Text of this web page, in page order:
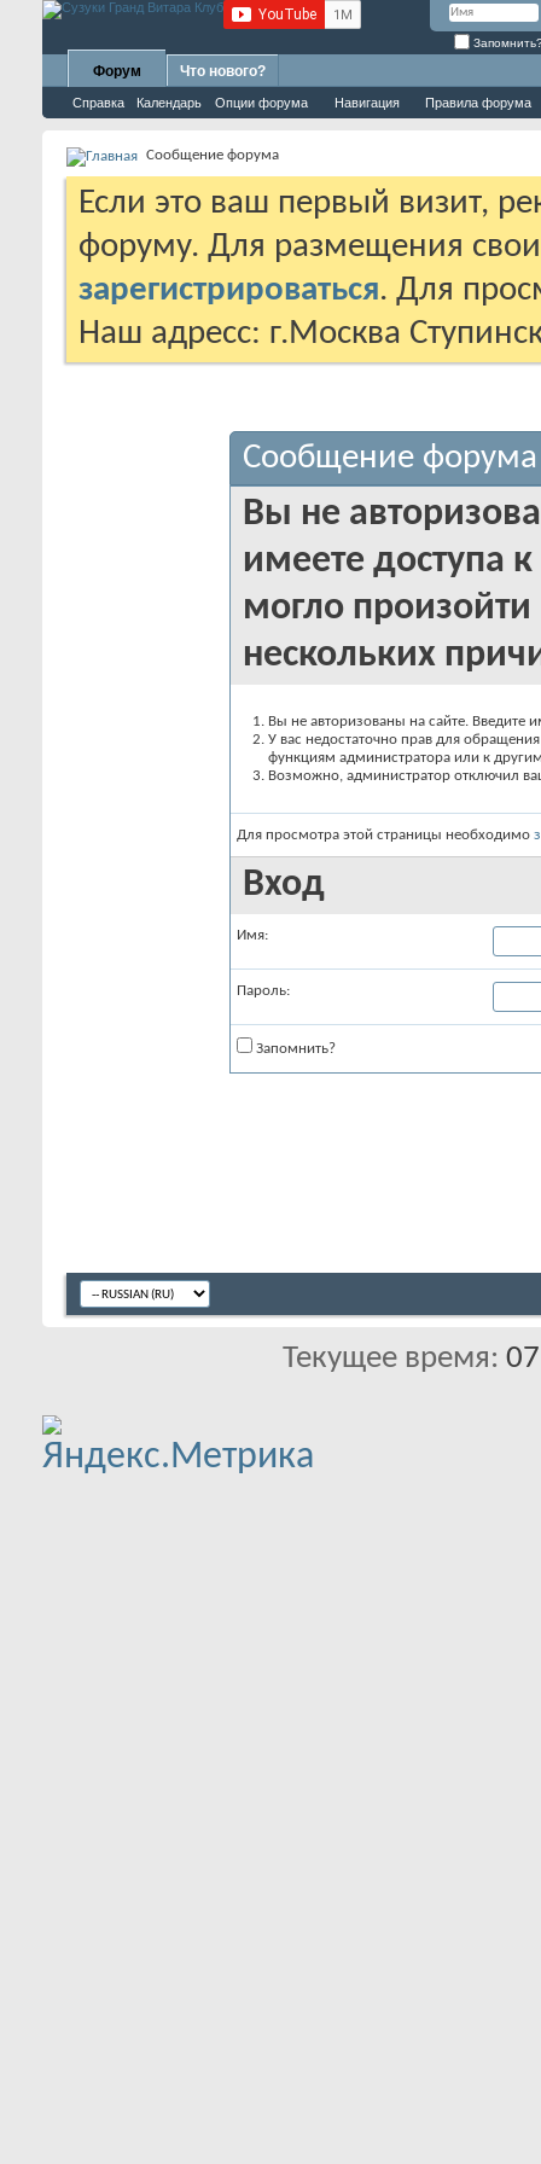
Форум
Справка Календарь Опции форума Навигация Правила форума
Что нового?
Сообщение форума
Если это ваш первый визит,
форуму. Для размещения
зарегистрироваться. Для
Наш адресс: г.Москва
Сообщение форума
Вы не
имеете доступа
могло
нескольких
Вы не авторизованы на сайте. Введите
У вас недостаточно прав для
функциям администратора или к
Возможно, администратор отключил
Для просмотра этой страницы необходимо
Вход
Имя:
Пароль:
Запомнить?
Текущее время: